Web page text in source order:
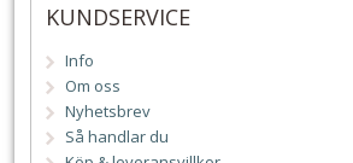
KUNDSERVICE
Info
Om oss
Nyhetsbrev
Så handlar du